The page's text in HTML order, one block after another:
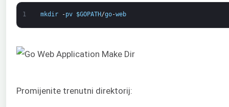
1 mkdir -pv $GOPATH/go-web
Promijenite trenutni direktorij: